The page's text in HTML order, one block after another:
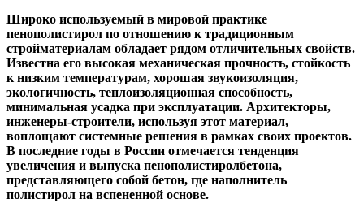
Широко используемый в мировой практике
пенополистирол по отношению к традиционным
стройматериалам обладает рядом отличительных свойств.
Известна его высокая механическая прочность, стойкость
к низким температурам, хорошая звукоизоляция,
экологичность, теплоизоляционная способность,
минимальная усадка при эксплуатации. Архитекторы,
инженеры-строители, используя этот материал,
воплощают системные решения в рамках своих проектов.
В последние годы в России отмечается тенденция
увеличения и выпуска пенополистиролбетона,
представляющего собой бетон, где наполнитель
полистирол на вспененной основе.